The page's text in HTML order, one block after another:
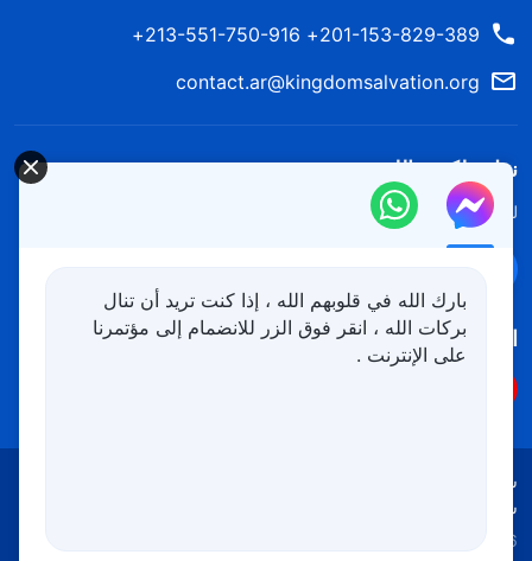
201-153-829-389+ 213-551-750-916+
contact.ar@kingdomsalvation.org
نزل ملكوت الله.
لقد نزلت المملكة بالفعل إلى الأرض! هل تريد دخوله؟
اتبعنا
شروط الاستخدام
سياسة ملفات تعريف الارتباط
Copyright © 2026
بارك الله في قلوبهم الله ، إذا كنت تريد أن تنال
بركات الله ، انقر فوق الزر للانضمام إلى مؤتمرنا
على الإنترنت .